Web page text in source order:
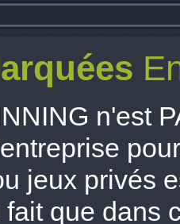
n'est
jeux privés
que dans